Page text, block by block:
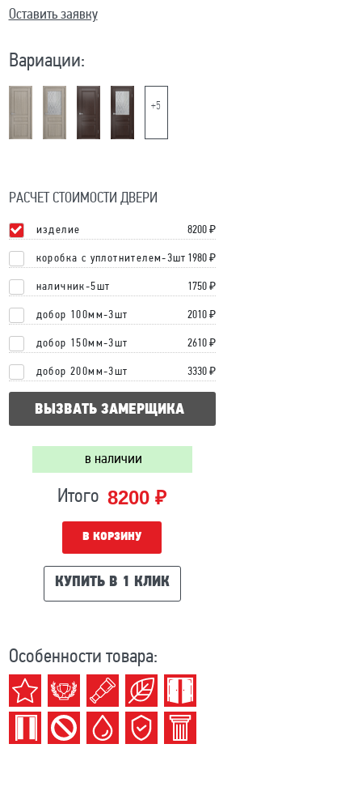
Оставить заявку
Вариации:
+5
РАСЧЕТ СТОИМОСТИ ДВЕРИ
изделие 8200₽
коробка с уплотнителем-3шт 1980 ₽
наличник-5шт 1750 ₽
добор 100мм-3шт 2010 ₽
добор 150мм-3шт 2610 ₽
добор 200мм-3шт 3330 ₽
ВЫЗВАТЬ ЗАМЕРЩИКА
в наличии
Итого 8200 ₽
В КОРЗИНУ
КУПИТЬ В 1 КЛИК
Особенности товара: